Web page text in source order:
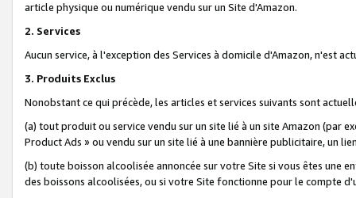
article physique ou numérique vendu sur un Site d'Amazon.
2. Services
Aucun service, à l'exception des Services à domicile d'Amazon, n'est
3. Produits Exclus
Nonobstant ce qui précède, les articles et services suivants sont
(a) tout produit ou service vendu sur un site lié à un site Amazon (par
Product Ads » ou vendu sur un site lié à une bannière publicitaire, un
(b) toute boisson alcoolisée annoncée sur votre Site si vous êtes une
des boissons alcoolisées, ou si votre Site fonctionne pour le compte